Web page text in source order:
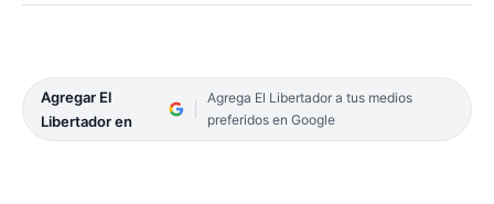
Agregar El
Libertador en
Agrega El Libertador a tus medios
preferidos en Google